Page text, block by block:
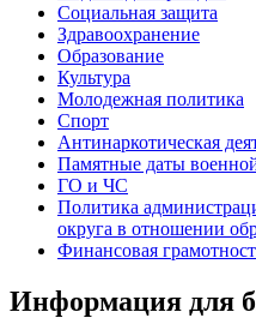
Социальная защита
Здравоохранение
Образование
Культура
Молодежная политика
Спорт
Антинаркотическая
Памятные даты
ГО и ЧС
Политика
округа в отношении
Финансовая
Информация для